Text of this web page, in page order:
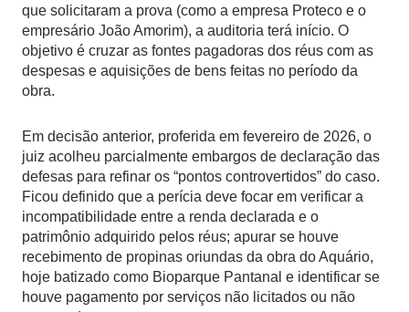
que solicitaram a prova (como a empresa Proteco e o
empresário João Amorim), a auditoria terá início. O
objetivo é cruzar as fontes pagadoras dos réus com as
despesas e aquisições de bens feitas no período da
obra.
Em decisão anterior, proferida em fevereiro de 2026, o
juiz acolheu parcialmente embargos de declaração das
defesas para refinar os “pontos controvertidos” do caso.
Ficou definido que a perícia deve focar em verificar a
incompatibilidade entre a renda declarada e o
patrimônio adquirido pelos réus; apurar se houve
recebimento de propinas oriundas da obra do Aquário,
hoje batizado como Bioparque Pantanal e identificar se
houve pagamento por serviços não licitados ou não